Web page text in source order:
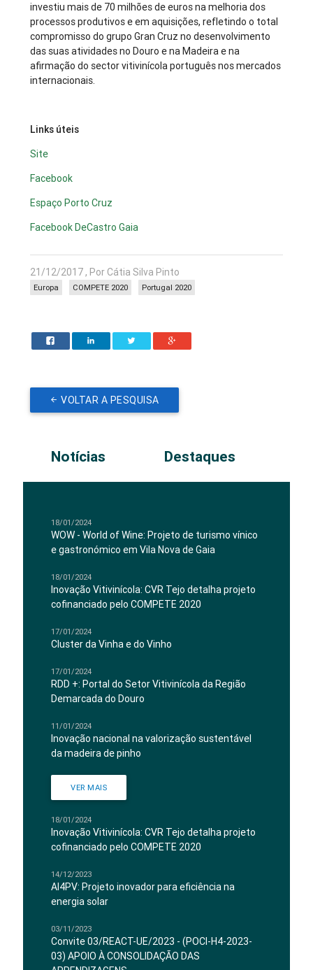
investiu mais de 70 milhões de euros na melhoria dos
processos produtivos e em aquisições, refletindo o total
compromisso do grupo Gran Cruz no desenvolvimento
das suas atividades no Douro e na Madeira e na
afirmação do sector vitivinícola português nos mercados
internacionais.
Links úteis
Site
Facebook
Espaço Porto Cruz
Facebook DeCastro Gaia
21/12/2017 , Por Cátia Silva Pinto
Portugal 2020
COMPETE 2020
Europa
VOLTAR A PESQUISA
Notícias Destaques
18/01/2024
WOW - World of Wine: Projeto de turismo vínico
e gastronómico em Vila Nova de Gaia
18/01/2024
Inovação Vitivinícola: CVR Tejo detalha projeto
cofinanciado pelo COMPETE 2020
17/01/2024
Cluster da Vinha e do Vinho
17/01/2024
RDD +: Portal do Setor Vitivinícola da Região
Demarcada do Douro
11/01/2024
Inovação nacional na valorização sustentável
da madeira de pinho
VER MAIS
18/01/2024
Inovação Vitivinícola: CVR Tejo detalha projeto
cofinanciado pelo COMPETE 2020
14/12/2023
AI4PV: Projeto inovador para eficiência na
energia solar
03/11/2023
Convite 03/REACT-UE/2023 - (POCI-H4-2023-
03) APOIO À CONSOLIDAÇÃO DAS